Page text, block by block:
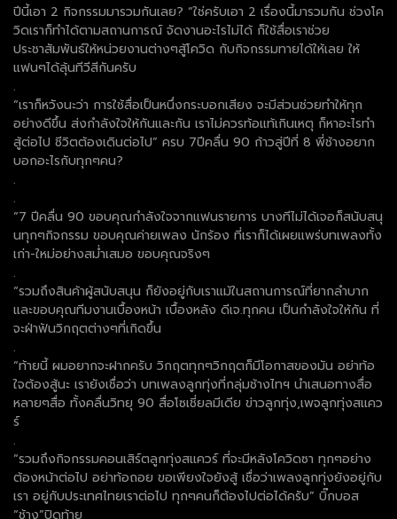
ปีนี้เอา 2 กิจกรรมมารวมกันเลย? “ใช่ครับเอา 2 เรื่องนี้มารวมกัน ช่วงโค
วิดเราก็ทำได้ตามสถานการณ์ จัดงานอะไรไม่ได้ ก็ใช้สื่อเราช่วย
ประชาสัมพันธ์ให้หน่วยงานต่างๆสู้โควิด กับกิจกรรมทายได้ให้เลย ให้
แฟนๆได้ลุ้นทีวีสีกันครับ
.
“เราก็หวังนะว่า การใช้สื่อเป็นหนึ่งกระบอกเสียง จะมีส่วนช่วยทำให้ทุก
อย่างดีขึ้น ส่งกำลังใจให้กันและกัน เราไม่ควรท้อแท้เกินเหตุ ก็หาอะไรทำ
สู้ต่อไป ชีวิตต้องเดินต่อไป” ครบ 7ปีคลื่น 90 ก้าวสู่ปีที่ 8 พี่ช้างอยาก
บอกอะไรกับทุกๆคน?
.
.
“7 ปีคลื่น 90 ขอบคุณกำลังใจจากแฟนรายการ บางทีไม่ได้เจอก็สนับสนุ
นทุกๆกิจกรรม ขอบคุณค่ายเพลง นักร้อง ที่เราก็ได้เผยแพร่บทเพลงทั้ง
เก่า-ใหม่อย่างสม่ำเสมอ ขอบคุณจริงๆ
.
“รวมถึงสินค้าผู้สนับสนุน ก็ยังอยู่กับเราแม้ในสถานการณ์ที่ยากลำบาก
และขอบคุณทีมงานเบื้องหน้า เบื้องหลัง ดีเจ.ทุกคน เป็นกำลังใจให้กัน ที่
จะฝ่าฟันวิกฤตต่างๆที่เกิดขึ้น
.
“ท้ายนี้ ผมอยากจะฝากครับ วิกฤตทุกๆวิกฤตก็มีโอกาสของมัน อย่าท้อ
ใจต้องสู้นะ เรายังเชื่อว่า บทเพลงลูกทุ่งที่กลุ่มช้างไทฯ นำเสนอทางสื่อ
หลายๆสื่อ ทั้งคลื่นวิทยุ 90 สื่อโซเชี่ยลมีเดีย ข่าวลูกทุ่ง,เพจลูกทุ่งสแคว
ร์
.
“รวมถึงกิจกรรมคอนเสิร์ตลูกทุ่งสแควร์ ที่จะมีหลังโควิดซา ทุกๆอย่าง
ต้องหน้าต่อไป อย่าท้อถอย ขอเพียงใจยังสู้ เชื่อว่าเพลงลูกทุ่งยังอยู่กับ
เรา อยู่กับประเทศไทยเราต่อไป ทุกๆคนก็ต้องไปต่อได้ครับ” บิ๊กบอส
“ช้าง”ปิดท้าย